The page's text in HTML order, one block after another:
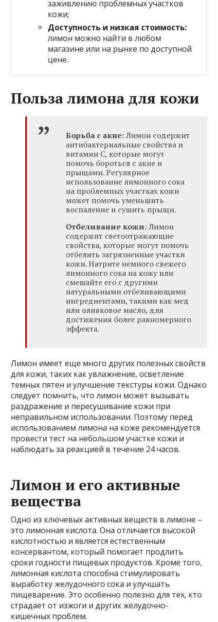
заживлению проблемных участков
кожи;
Доступность и низкая стоимость:
лимон можно найти в любом
магазине или на рынке по доступной
цене.
Польза лимона для кожи
Борьба с акне:Лимон содержит
антибактериальные свойства и
витамин С, которые могут
помочь бороться с акне и
прыщами. Регулярное
использование лимонного сока
на проблемных участках кожи
может помочь уменьшить
воспаление и сушить прыщи.
Отбеливание кожи:Лимон
содержит светоотражающие
свойства, которые могут помочь
отбелить загрязненные участки
кожи. Натрите немного свежего
лимонного сока на кожу или
смешайте его с другими
натуральными отбеливающими
ингредиентами, такими как мед
или оливковое масло, для
достижения более равномерного
эффекта.
Лимон имеет еще много других полезных свойств
для кожи, таких как увлажнение, осветление
темных пятен и улучшение текстуры кожи. Однако
следует помнить, что лимон может вызывать
раздражение и пересушивание кожи при
неправильном использовании. Поэтому перед
использованием лимона на коже рекомендуется
провести тест на небольшом участке кожи и
наблюдать за реакцией в течение 24 часов.
Лимон и его активные
вещества
Одно из ключевых активных веществ в лимоне –
это лимонная кислота. Она отличается высокой
кислотностью и является естественным
консервантом, который помогает продлить
сроки годности пищевых продуктов. Кроме того,
лимонная кислота способна стимулировать
выработку желудочного сока и улучшать
пищеварение. Это особенно полезно для тех, кто
страдает от изжоги и других желудочно-
кишечных проблем.